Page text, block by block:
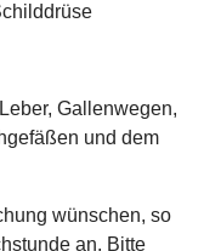
Gallenwegen,
und dem
wünschen, so
an. Bitte